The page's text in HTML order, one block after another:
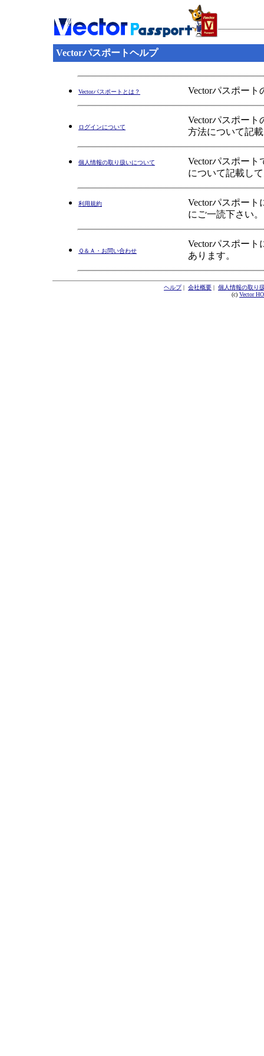
Vectorパスポートヘルプ
Vectorパスポートとは？ Vectorパスポー
ログインについて
Vectorパスポー
方法について記
個人情報の取り扱いについて
Vectorパスポー
について記載し
利用規約
Vectorパスポー
にご一読下さい。
Ｑ＆Ａ・お問い合わせ
Vectorパスポー
あります。
ヘルプ| 会社概要 | 個人情報の取り
(c) Vector